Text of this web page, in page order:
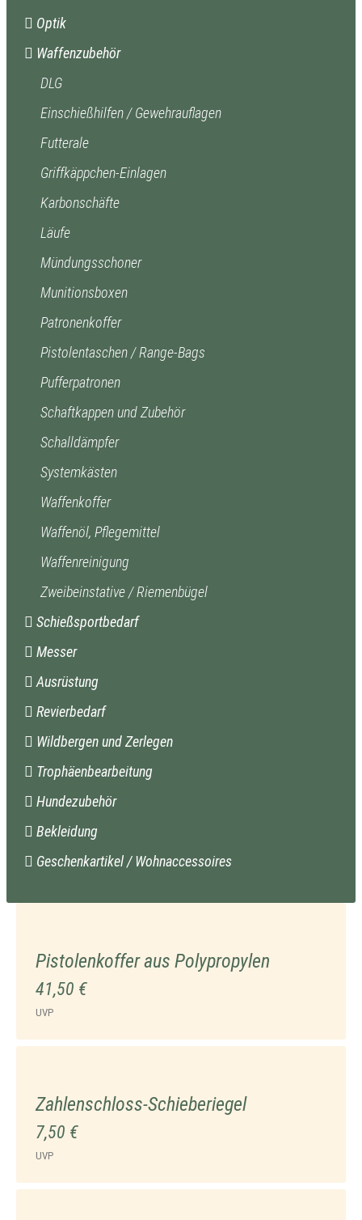
Optik
Waffenzubehör
DLG
Einschießhilfen / Gewehrauflagen
Futterale
Griffkäppchen-Einlagen
Karbonschäfte
Läufe
Mündungsschoner
Munitionsboxen
Patronenkoffer
Pistolentaschen / Range-Bags
Pufferpatronen
Schaftkappen und Zubehör
Schalldämpfer
Systemkästen
Waffenkoffer
Waffenöl, Pflegemittel
Waffenreinigung
Zweibeinstative / Riemenbügel
Schießsportbedarf
Messer
Ausrüstung
Revierbedarf
Wildbergen und Zerlegen
Trophäenbearbeitung
Hundezubehör
Bekleidung
Geschenkartikel / Wohnaccessoires
Pistolenkoffer aus Polypropylen
41,50 €
UVP
Zahlenschloss-Schieberiegel
7,50 €
UVP